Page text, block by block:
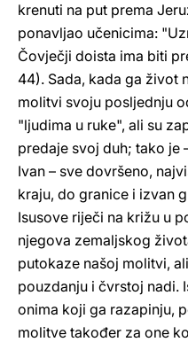
krenuti na put prema
ponavljao učenicima:
Čovječji doista ima biti
44). Sada, kada ga život
molitvi svoju posljednju
"ljudima u ruke", ali su
predaje svoj duh; tako je
Ivan – sve dovršeno,
kraju, do granice i izvan
Isusove riječi na križu u
njegova zemaljskog
putokaze našoj molitvi,
pouzdanju i čvrstoj nadi.
onima koji ga razapinju,
molitve također za one